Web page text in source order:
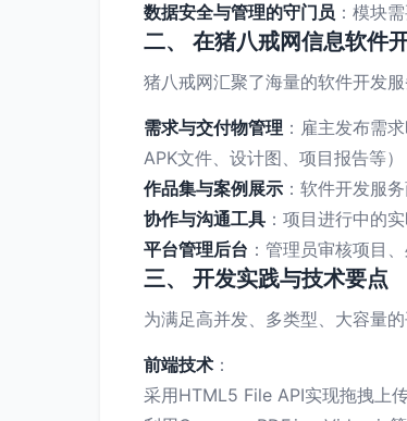
数据安全与管理的守门员 ：模块
二、 在猪八戒网信息软件
猪八戒网汇聚了海量的软件开发
需求与交付物管理 ：雇主发布需
APK文件、设计图、项目报告等）
作品集与案例展示 ：软件开发服
协作与沟通工具 ：项目进行中的
平台管理后台 ：管理员审核项目
三、 开发实践与技术要点
为满足高并发、多类型、大容量
前端技术 ：
采用HTML5 File API实现拖拽上